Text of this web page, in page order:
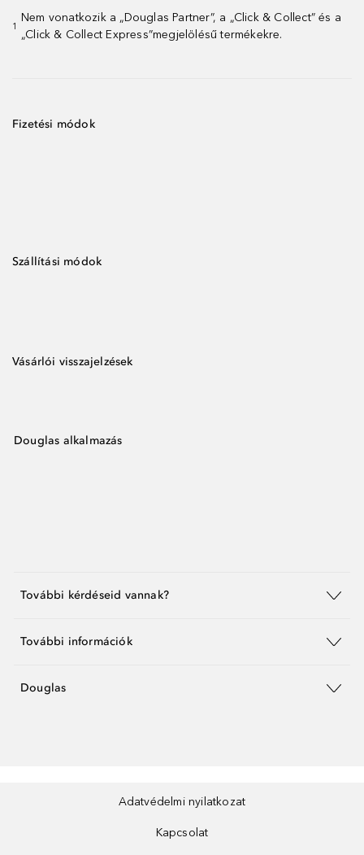
1
Nem vonatkozik a „Douglas Partner”, a „Click & Collect” és a
„Click & Collect Express”megjelölésű termékekre.
Fizetési módok
Szállítási módok
Vásárlói visszajelzések
Douglas alkalmazás
További kérdéseid vannak?
További információk
Douglas
Adatvédelmi nyilatkozat
Kapcsolat